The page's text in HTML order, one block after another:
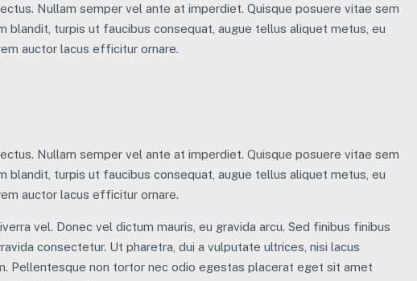
Nullam semper vel ante at imperdiet. Quisque posuere vitae sem
blandit, turpis ut faucibus consequat, augue tellus aliquet metus, eu
auctor lacus efficitur ornare.
Nullam semper vel ante at imperdiet. Quisque posuere vitae sem
blandit, turpis ut faucibus consequat, augue tellus aliquet metus, eu
auctor lacus efficitur ornare.
vel. Donec vel dictum mauris, eu gravida arcu. Sed finibus finibus
consectetur. Ut pharetra, dui a vulputate ultrices, nisi lacus
Pellentesque non tortor nec odio egestas placerat eget sit amet